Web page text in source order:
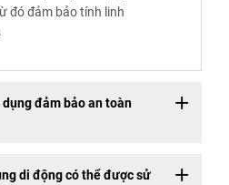
đó đảm bảo tính linh
đảm bảo an toàn
di động có thể được sử